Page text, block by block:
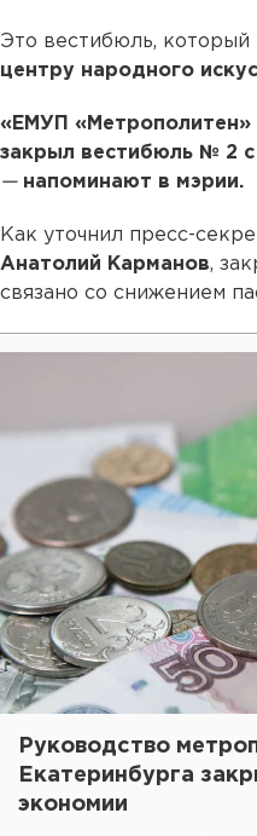
Это вестибюль, который
центру народного
«ЕМУП «Метрополитен»
закрыл вестибюль № 2
—напоминают в мэрии.
Как уточнил пресс-
Анатолий Карманов,
связано со снижением
Руководство
Екатеринбурга
экономии